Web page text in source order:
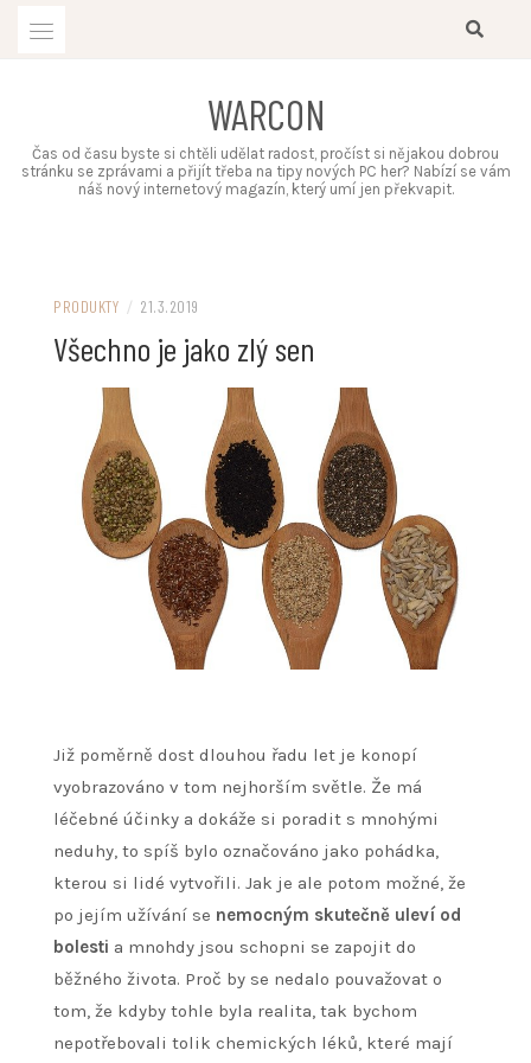
WARCON
Čas od času byste si chtěli udělat radost, pročíst si nějakou dobrou
stránku se zprávami a přijít třeba na tipy nových PC her? Nabízí se vám
náš nový internetový magazín, který umí jen překvapit.
PRODUKTY / 21.3.2019
Všechno je jako zlý sen
Již poměrně dost dlouhou řadu let je konopí
vyobrazováno v tom nejhorším světle. Že má
léčebné účinky a dokáže si poradit s mnohými
neduhy, to spíš bylo označováno jako pohádka,
kterou si lidé vytvořili. Jak je ale potom možné, že
po jejím užívání se nemocným skutečně uleví od
bolesti a mnohdy jsou schopni se zapojit do
běžného života. Proč by se nedalo pouvažovat o
tom, že kdyby tohle byla realita, tak bychom
nepotřebovali tolik chemických léků, které mají